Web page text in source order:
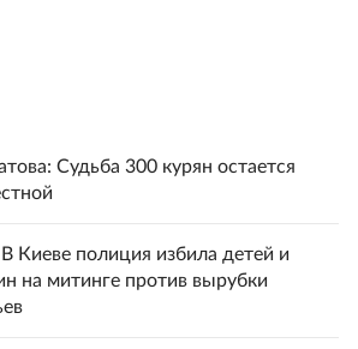
Судьба 300 курян остается
Киеве полиция избила детей и
на митинге против вырубки